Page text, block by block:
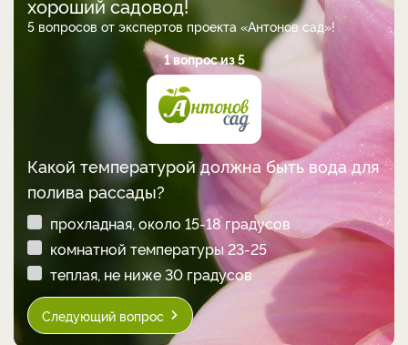
хороший садовод!
5 вопросов от экспертов проекта «Антонов сад»!
1 вопрос из 5
Какой температурой должна быть вода для
полива рассады?
прохладная, около 15-18 градусов
комнатной температуры 23-25
теплая, не ниже 30 градусов
Следующий вопрос